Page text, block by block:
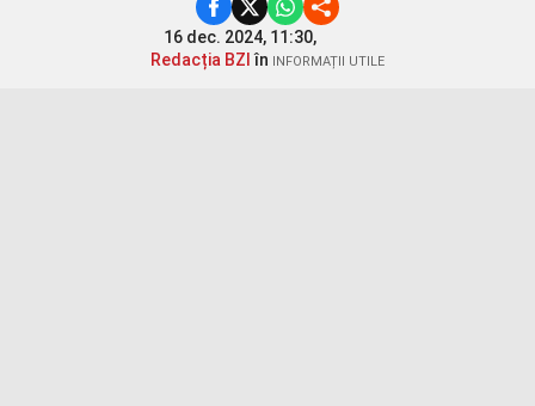
16 dec. 2024, 11:30,
Redacția BZI în INFORMAȚII UTILE